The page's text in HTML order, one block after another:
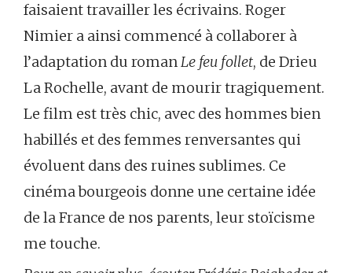
faisaient travailler les écrivains. Roger
Nimier a ainsi commencé à collaborer à
l’adaptation du romanLe feu follet, de Drieu
La Rochelle, avant de mourir tragiquement.
Le film est très chic, avec des hommes bien
habillés et des femmes renversantes qui
évoluent dans des ruines sublimes. Ce
cinéma bourgeois donne une certaine idée
de la France de nos parents, leur stoïcisme
me touche.